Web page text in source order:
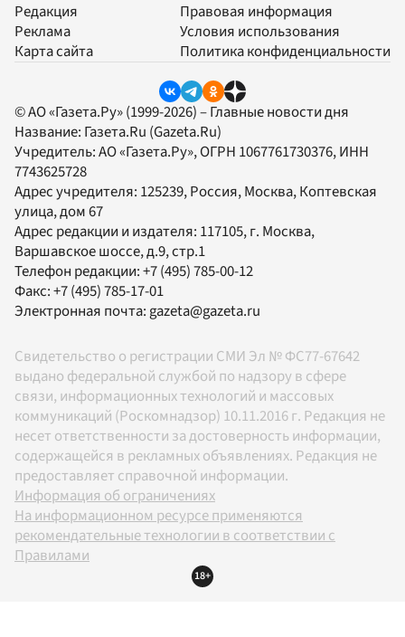
Редакция
Реклама
Карта сайта
Правовая информация
Условия использования
Политика конфиденциальности
© АО «Газета.Ру» (1999-2026) – Главные новости дня
Название: Газета.Ru (Gazeta.Ru)
Учредитель:АО «Газета.Ру», ОГРН 1067761730376, ИНН
7743625728
Адрес учредителя: 125239, Россия, Москва, Коптевская
улица, дом 67
Адрес редакции и издателя: 117105, г. Москва,
Варшавское шоссе, д.9, стр.1
Телефон редакции:+7 (495) 785-00-12
Факс:+7 (495) 785-17-01
Электронная почта: gazeta@gazeta.ru
Свидетельство о регистрации СМИ Эл № ФС77-67642
выдано федеральной службой по надзору в сфере
связи, информационных технологий и массовых
коммуникаций (Роскомнадзор) 10.11.2016 г. Редакция не
несет ответственности за достоверность информации,
содержащейся в рекламных объявлениях. Редакция не
предоставляет справочной информации.
Информация об ограничениях
На информационном ресурсе применяются
рекомендательные технологии в соответствии с
Правилами
18+